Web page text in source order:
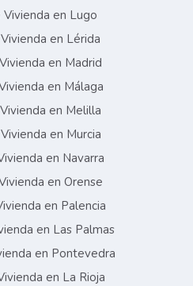
Vivienda en Lugo
en Lérida
en Madrid
en Málaga
en Melilla
en Murcia
en Navarra
en Orense
en Palencia
en Las Palmas
en Pontevedra
en La Rioja